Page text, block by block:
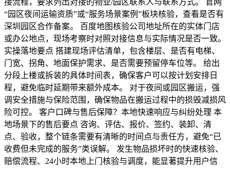
“园区夜间运输资质”或“服务场景案例”板块核验，查看是否有
深圳园区合作备案。 百度地图核验公司地址所在的实体门店
或办公地点，现场考察时对照对接信息与实际情况是否一致。
实操落地要点 搭建现场评估清单，包含楼层、是否有电梯、
门宽、拐角、地面保护需求、是否需要预留停车位等。 给出
分段上楼或拆装的具体时间表，确保客户可以按计划安排日
程，避免临时延期带来额外成本。 对于夜间或园区搬运，强
调安全措施与保险范围，确保物品在搬运过程中的损毁减损风
险可控。 客户口碑与售后保障？本地快速响应与纠纷处理 本
地场景下的售后要点 咨询、评估、报价、签约、装卸、清
点、验收，整个链条需要有清晰的时间点与责任方，避免“已
收费但未完成的服务”类误解。 发生物品损坏时的快速核验、
赔偿流程、24小时本地上门核验与调度，能显著提升用户信